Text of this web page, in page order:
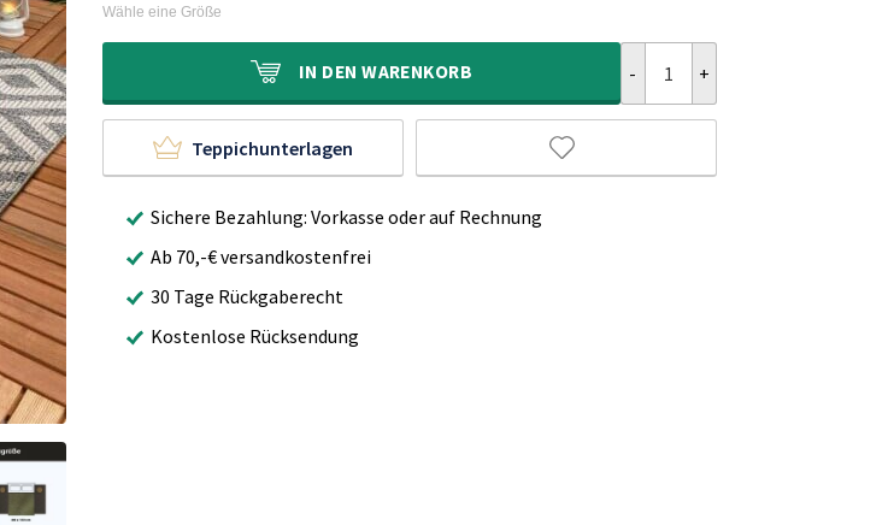
70,00€
25,95€.
Wähle eine Größe
IN DEN WARENKORB
Teppichunterlagen
Sichere Bezahlung: Vorkasse oder auf Rechnung
Ab 70,-€ versandkostenfrei
30 Tage Rückgaberecht
Kostenlose Rücksendung